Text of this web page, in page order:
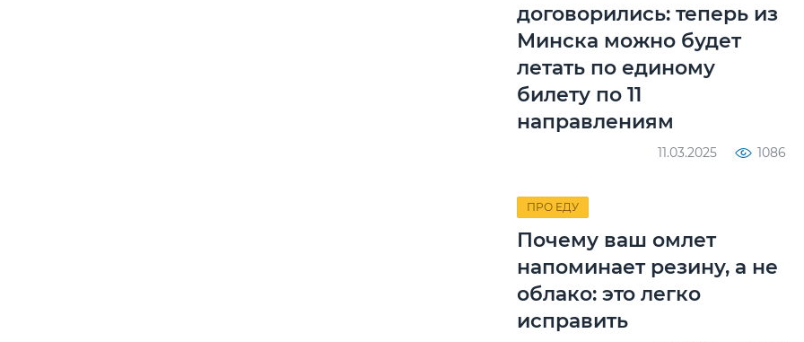
договорились: теперь из
Минска можно будет
летать по единому
билету по 11
направлениям
11.03.2025 1086
ПРО ЕДУ
Почему ваш омлет
напоминает резину, а не
облако: это легко
исправить